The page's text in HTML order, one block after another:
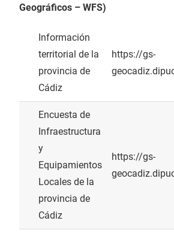
Geográficos – WFS)
Información
territorial de la
provincia de
Cádiz
https://gs-
Encuesta de
Infraestructura
y
Equipamientos
Locales de la
provincia de
Cádiz
https://gs-